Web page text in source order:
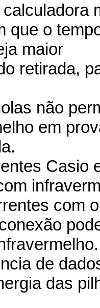
que o
maior
retirada,
não
em
Casio
com
de
das